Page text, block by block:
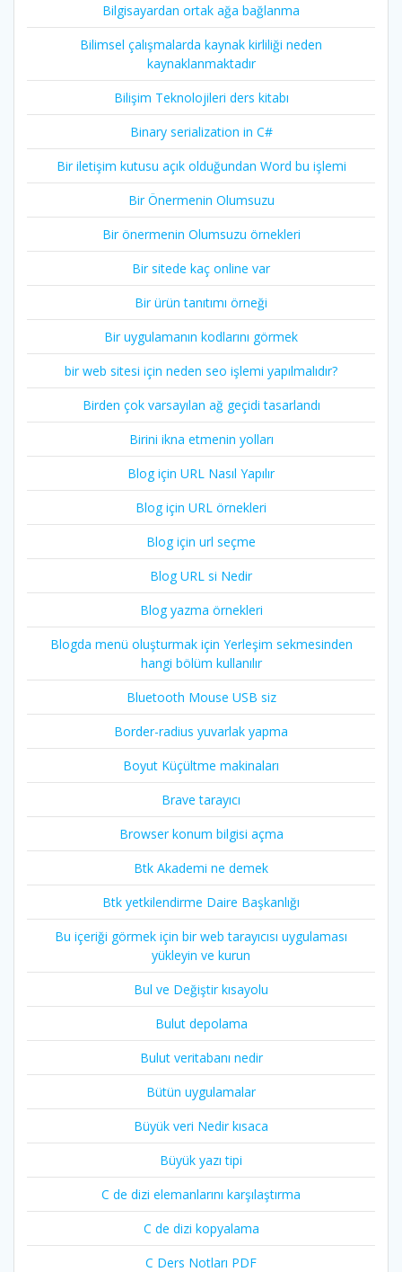
Bilgisayardan ortak ağa bağlanma
Bilimsel çalışmalarda kaynak kirliliği neden
kaynaklanmaktadır
Bilişim Teknolojileri ders kitabı
Binary serialization in C#
Bir iletişim kutusu açık olduğundan Word bu işlemi
Bir Önermenin Olumsuzu
Bir önermenin Olumsuzu örnekleri
Bir sitede kaç online var
Bir ürün tanıtımı örneği
Bir uygulamanın kodlarını görmek
bir web sitesi için neden seo işlemi yapılmalıdır?
Birden çok varsayılan ağ geçidi tasarlandı
Birini ikna etmenin yolları
Blog için URL Nasıl Yapılır
Blog için URL örnekleri
Blog için url seçme
Blog URL si Nedir
Blog yazma örnekleri
Blogda menü oluşturmak için Yerleşim sekmesinden
hangi bölüm kullanılır
Bluetooth Mouse USB siz
Border-radius yuvarlak yapma
Boyut Küçültme makinaları
Brave tarayıcı
Browser konum bilgisi açma
Btk Akademi ne demek
Btk yetkilendirme Daire Başkanlığı
Bu içeriği görmek için bir web tarayıcısı uygulaması
yükleyin ve kurun
Bul ve Değiştir kısayolu
Bulut depolama
Bulut veritabanı nedir
Bütün uygulamalar
Büyük veri Nedir kısaca
Büyük yazı tipi
C de dizi elemanlarını karşılaştırma
C de dizi kopyalama
C Ders Notları PDF